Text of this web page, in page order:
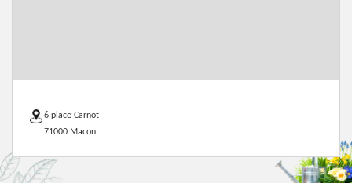
6 place Carnot
71000 Macon